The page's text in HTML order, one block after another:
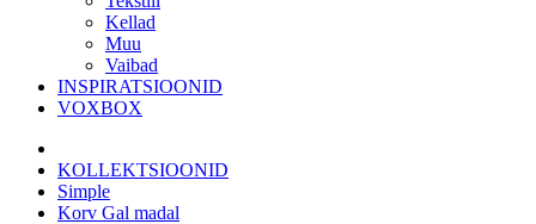
Kellad
Muu
Vaibad
INSPIRATSIOONID
VOXBOX
KOLLEKTSIOONID
Simple
Korv Gal madal